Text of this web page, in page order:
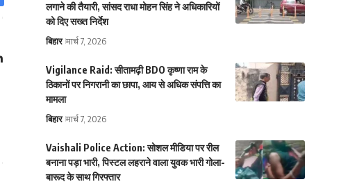
लगाने की तैयारी, सांसद राधा मोहन सिंह ने अधिकारियों
को दिए सख्त निर्देश
बिहार मार्च 7, 2026
Vigilance Raid: सीतामढ़ी BDO कृष्णा राम के
ठिकानों पर निगरानी का छापा, आय से अधिक संपत्ति का
मामला
बिहार मार्च 7, 2026
Vaishali Police Action: सोशल मीडिया पर रील
बनाना पड़ा भारी, पिस्टल लहराने वाला युवक भारी गोला-
बारूद के साथ गिरफ्तार